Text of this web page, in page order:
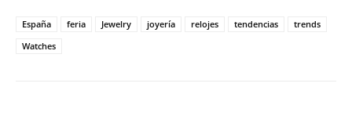
España feria Jewelry joyería relojes tendencias
trends
Watches